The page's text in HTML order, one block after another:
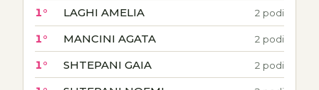
1° LAGHI AMELIA 2 podi
1° MANCINI AGATA 2 podi
1° SHTEPANI GAIA 2 podi